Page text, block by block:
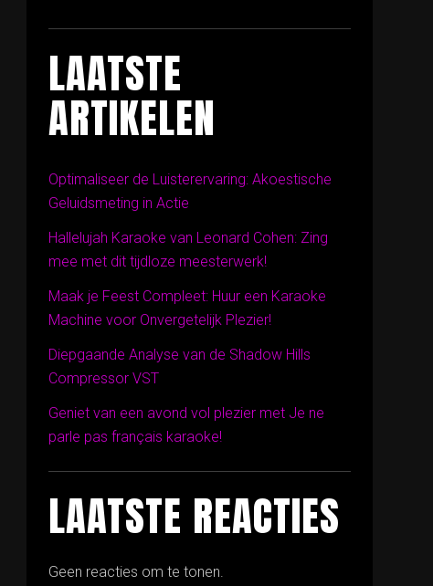
LAATSTE
ARTIKELEN
Optimaliseer de Luisterervaring: Akoestische
Geluidsmeting in Actie
Hallelujah Karaoke van Leonard Cohen: Zing
mee met dit tijdloze meesterwerk!
Maak je Feest Compleet: Huur een Karaoke
Machine voor Onvergetelijk Plezier!
Diepgaande Analyse van de Shadow Hills
Compressor VST
Geniet van een avond vol plezier met Je ne
parle pas français karaoke!
LAATSTE REACTIES
Geen reacties om te tonen.